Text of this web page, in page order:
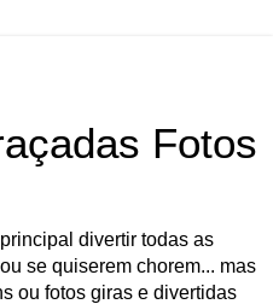
Fotos
divertir todas as
se quiserem chorem... mas
ou fotos giras e divertidas